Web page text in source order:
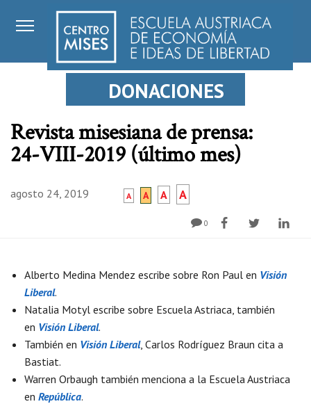
DONACIONES
Revista misesiana de prensa:
24-VIII-2019 (último mes)
agosto 24, 2019 A A A A
0
Alberto Medina Mendez escribe sobre Ron Paul en Visión
Liberal.
Natalia Motyl escribe sobre Escuela Astriaca, también
en Visión Liberal.
También en Visión Liberal, Carlos Rodríguez Braun cita a
Bastiat.
Warren Orbaugh también menciona a la Escuela Austriaca
en República.